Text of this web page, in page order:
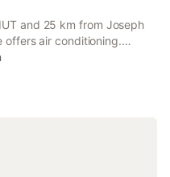
and 25 km from Joseph
offers air conditioning.
the property features a